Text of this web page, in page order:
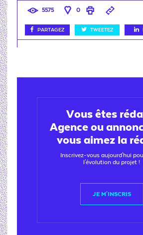
5575 0
PARTAGEZ TWEETEZ
Vous êtes
Agence ou
vous aimez la
Inscrivez-vous aujourd'hui
l'évolution du projet !
JE M'INSCRIS